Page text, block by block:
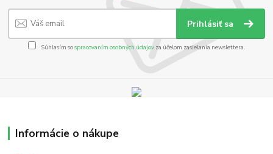
Prihlásiť sa
Súhlasím sospracovaním osobných údajov za účelom zasielania newslettera.
Informácie o nákupe